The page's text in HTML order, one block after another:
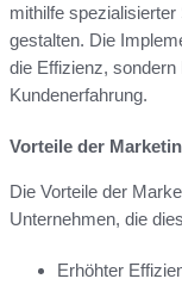
mithilfe
gestalten. Die
die Effizienz, sondern
Kundenerfahrung.
Vorteile der
Die Vorteile der
Unternehmen, die
Erhöhter